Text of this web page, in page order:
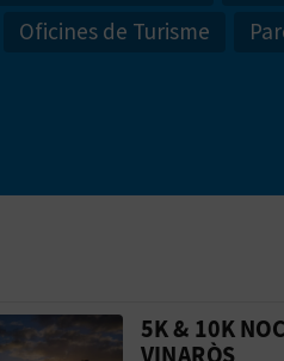
Oficines de Turisme
bikea la web de5k &
5K & 10K
VINARÒS